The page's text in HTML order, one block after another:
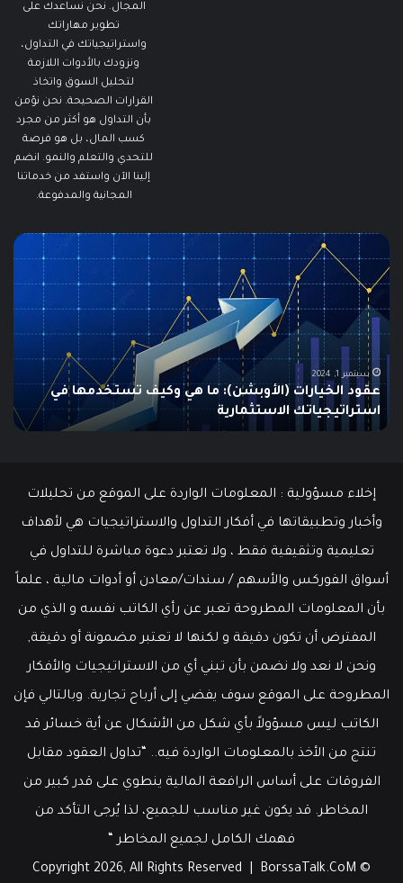
المجال. نحن نساعدك على
تطوير مهاراتك
واستراتيجياتك في التداول،
ونزودك بالأدوات اللازمة
لتحليل السوق واتخاذ
القرارات الصحيحة. نحن نؤمن
بأن التداول هو أكثر من مجرد
كسب المال، بل هو فرصة
للتحدي والتعلم والنمو. انضم
إلينا الآن واستفد من خدماتنا
المجانية والمدفوعة.
مطالبات
البطالة
في
الولايات
المتحدة
تنخفض
إلى
أدنى
مستوى
منذ
مايو
عمل
سبتمبر 19, 2024
مطالبات البطالة في الولايات المتحدة تنخفض إلى أدنى
مستوى منذ مايو وسط سوق عمل قوي
إخلاء مسؤولية : المعلومات الواردة على الموقع من تحليلات
وأخبار وتطبيقاتها في أفكار التداول والاستراتيجيات هي لأهداف
تعليمية وتثقيفية فقط ، ولا تعتبر دعوة مباشرة للتداول في
أسواق الفوركس والأسهم / سندات/معادن أو أدوات مالية ، علماً
بأن المعلومات المطروحة تعبر عن رأي الكاتب نفسه و الذي من
المفترض أن تكون دقيقة و لكنها لا تعتبر مضمونة أو دقيقة,
ونحن لا نعد ولا نضمن بأن تبني أي من الاستراتيجيات والأفكار
المطروحة على الموقع سوف يفضي إلى أرباح تجارية. وبالتالي فإن
الكاتب ليس مسؤولاً بأي شكل من الأشكال عن أية خسائر قد
تنتج من الأخذ بالمعلومات الواردة فيه.. “تداول العقود مقابل
الفروقات على أساس الرافعة المالية ينطوي على قدر كبير من
المخاطر. قد يكون غير مناسب للجميع، لذا يُرجى التأكد من
فهمك الكامل لجميع المخاطر “
© Copyright 2026, All Rights Reserved |
BorssaTalk.CoM